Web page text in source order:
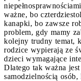
ważne, bo
kanapki, bo zawsze
problem, gdy mamy
kolejny trudny temat,
rodzice wypierają ze
dzieci wymagające
Dlatego tak ważna
samodzielnością